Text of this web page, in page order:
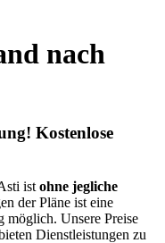
nach
Kostenlose
ist ohne jegliche
der Pläne ist eine
möglich. Unsere Preise
Dienstleistungen zu